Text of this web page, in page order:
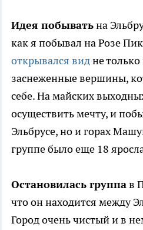
Идея побыватьна
как я побывал на Розе
открывался видне
заснеженные вершины,
себе. На майских
осуществить мечту, и
Эльбрусе, но и горах
группе было еще 18
Остановилась группав
что он находится между
Город очень чистый и в